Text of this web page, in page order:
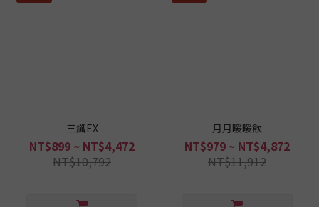
三纖EX
NT$899 ~ NT$4,472
NT$10,792
月月暖暖飲
NT$979 ~ NT$4,872
NT$11,912